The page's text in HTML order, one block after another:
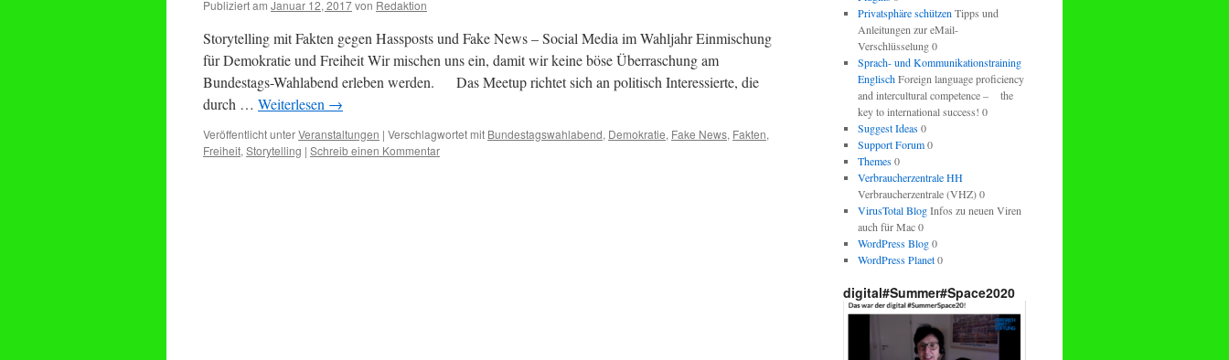
Publiziert am Januar 12, 2017von Redaktion
Storytelling mit Fakten gegen Hassposts und Fake News – Social Media im Wahljahr Einmischung
für Demokratie und Freiheit Wir mischen uns ein, damit wir keine böse Überraschung am
Bundestags-Wahlabend erleben werden. Das Meetup richtet sich an politisch Interessierte, die
durch … Weiterlesen →
Veröffentlicht unterVeranstaltungen | Verschlagwortet mit Bundestagswahlabend, Demokratie, Fake News, Fakten,
Freiheit, Storytelling | Schreib einen Kommentar
Privatsphäre schützen Tipps und
Anleitungen zur eMail-
Verschlüsselung 0
Sprach- und Kommunikationstraining
EnglischForeign language proficiency
and intercultural competence – the
key to international success! 0
Suggest Ideas0
Support Forum0
Themes0
Verbraucherzentrale HH
Verbraucherzentrale (VHZ) 0
VirusTotal BlogInfos zu neuen Viren
auch für Mac 0
WordPress Blog0
WordPress Planet0
digital#Summer#Space2020